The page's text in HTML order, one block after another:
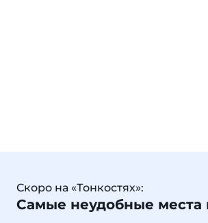
Скоро на «Тонкостях»:
Самые неудобные места